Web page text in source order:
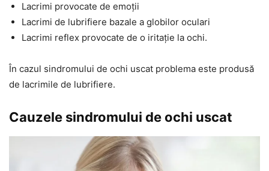
Lacrimi provocate de emoții
Lacrimi de lubrifiere bazale a globilor oculari
Lacrimi reflex provocate de o iritație la ochi.
În cazul sindromului de ochi uscat problema este produsă
de lacrimile de lubrifiere.
Cauzele sindromului de ochi uscat